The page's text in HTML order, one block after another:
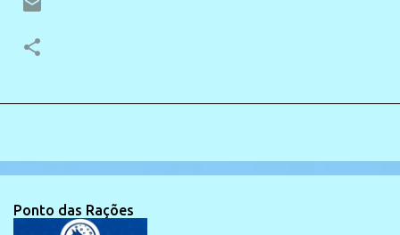
Ponto das Rações